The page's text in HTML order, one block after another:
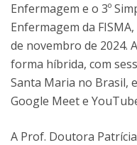
Enfermagem e o 3º
Enfermagem da
de novembro de 2024.
forma híbrida, com
Santa Maria no Brasil,
Google Meet e
A Prof. Doutora